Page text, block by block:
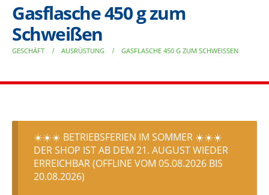
Gasflasche 450 g zum
Schweißen
GESCHÄFT AUSRÜSTUNG GASFLASCHE 450 G ZUM SCHWEISSEN
☀️☀️☀️ BETRIEBSFERIEN IM SOMMER ☀️☀️☀️
DER SHOP IST AB DEM 21. AUGUST WIEDER
ERREICHBAR (OFFLINE VOM 05.08.2026 BIS
20.08.2026)